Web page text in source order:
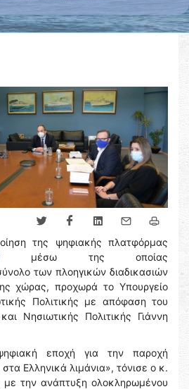
της ψηφιακής πλατφόρμας
μέσω της οποίας
των πλοηγικών διαδικασιών
χώρας, προχωρά το Υπουργείο
Πολιτικής με απόφαση του
Νησιωτικής Πολιτικής Γιάννη
εποχή για την παροχή
Ελληνικά λιμάνια», τόνισε ο κ.
την ανάπτυξη ολοκληρωμένου